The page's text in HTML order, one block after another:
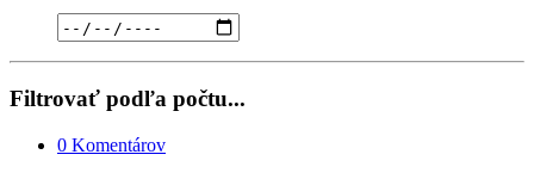
Filtrovať podľa počtu...
0 Komentárov